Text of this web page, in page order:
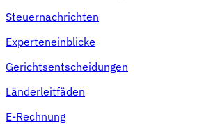
Steuernachrichten
Experteneinblicke
Gerichtsentscheidungen
Länderleitfäden
E-Rechnung